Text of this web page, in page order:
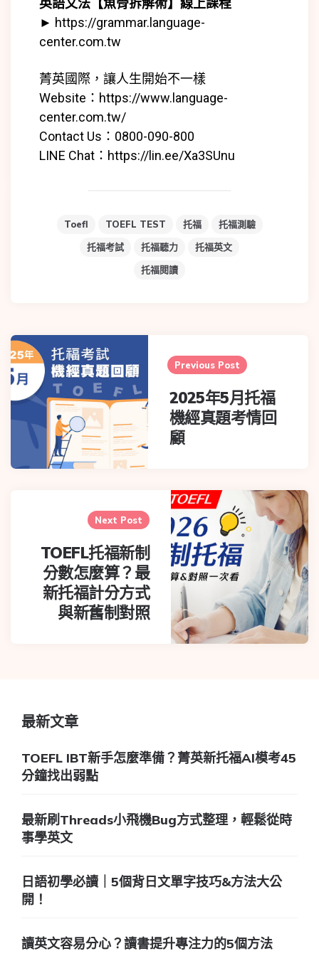
英語文法【魚骨拆解術】線上課程
► https://grammar.language-
center.com.tw
菁英國際，讓人生開始不一樣
Website： https://www.language-
center.com.tw/
Contact Us：0800-090-800
LINE Chat： https://lin.ee/Xa3SUnu
Toefl TOEFL TEST 托福
托福測驗
托福考試
托福聽力
托福英文
托福閱讀
Previous Post
2025年5月托福
機經真題考情回
顧
Next Post
TOEFL托福新制
分數怎麼算？最
新托福計分方式
與新舊制對照
最新文章
TOEFL IBT新手怎麼準備？菁英新托福AI模考45
分鐘找出弱點
最新刷Threads小飛機Bug方式整理，輕鬆從時
事學英文
日語初學必讀｜5個背日文單字技巧&方法大公
開！
讀英文容易分心？讀書提升專注力的5個方法